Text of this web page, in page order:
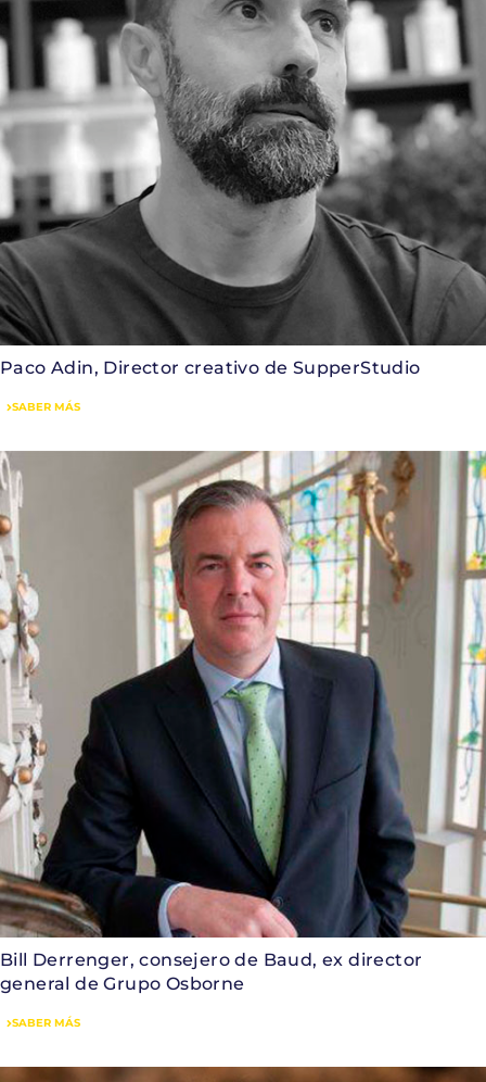
Paco Adin, Director creativo de SupperStudio
SABER MÁS
Bill Derrenger, consejero de Baud, ex director
general de Grupo Osborne
SABER MÁS